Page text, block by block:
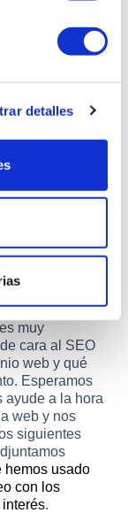
detalles
podríamos
por extensiones
“.es”, “.cat”,
¡Pero
una
en
para
que estén en
todo! Ahora ya
muy
cara al SEO
web y qué
Esperamos
ayude a la hora
web y nos
siguientes
hemos usado
con los
.